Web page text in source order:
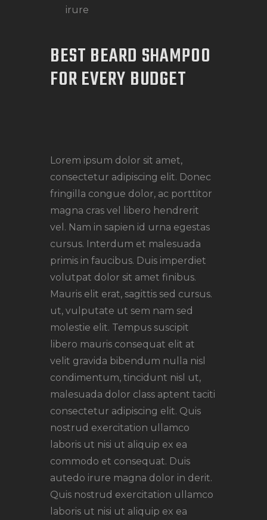
irure
BEST BEARD SHAMPOO
FOR EVERY BUDGET
Lorem ipsum dolor sit amet,
consectetur adipiscing elit. Donec
fringilla congue dolor, ac porttitor
magna cras vel libero hendrerit
vel. Nam in sapien id urna egestas
cursus. Interdum et malesuada
primis in faucibus. Duis imperdiet
volutpat dolor sit amet finibus.
Mauris elit erat, sagittis sed cursus.
ut, vulputate ut sem nam sed
molestie elit. Tempus suscipit
libero mauris consequat elit at
velit gravida bibendum nulla nisl
condimentum, tincidunt nisl ut,
malesuada dolor class aptent taciti
consectetur adipiscing elit. Quis
nostrud exercitation ullamco
laboris ut nisi ut aliquip ex ea
commodo et consequat. Duis
autedo irure magna dolor in derit.
Quis nostrud exercitation ullamco
laboris ut nisi ut aliquip ex ea